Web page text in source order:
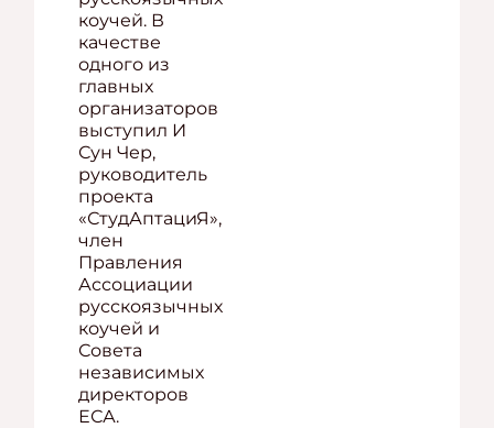
коучей. В
качестве
одного из
главных
организаторов
выступил И
Сун Чер,
руководитель
проекта
«СтудАптациЯ»,
член
Правления
Ассоциации
русскоязычных
коучей и
Совета
независимых
директоров
ЕСА.